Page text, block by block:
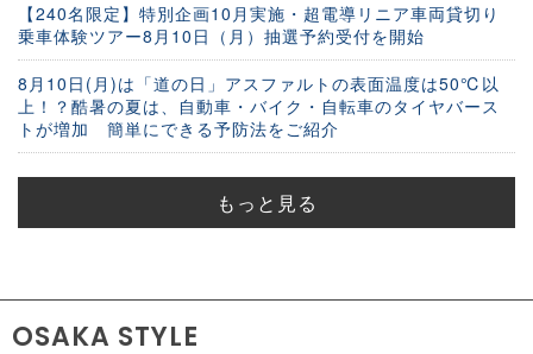
【240名限定】特別企画10月実施・超電導リニア車両貸切り
乗車体験ツアー8月10日（月）抽選予約受付を開始
8月10日(月)は「道の日」アスファルトの表面温度は50℃以
上！？酷暑の夏は、自動車・バイク・自転車のタイヤバース
トが増加 簡単にできる予防法をご紹介
もっと見る
OSAKA STYLE